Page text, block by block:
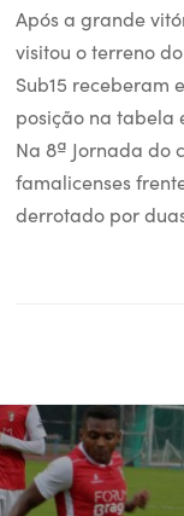
Após a grande
visitou o terreno
Sub15 receberam
posição na tabela
Na 8ª Jornada do
famalicenses
derrotado por